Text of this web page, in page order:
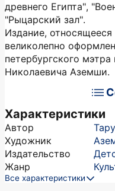
древнего Египта",
"Рыцарский зал".
Издание,
великолепно
петербургского
Николаевича Аземши.
Характеристики
Автор
Художник
Издательство
Жанр
Все характеристики